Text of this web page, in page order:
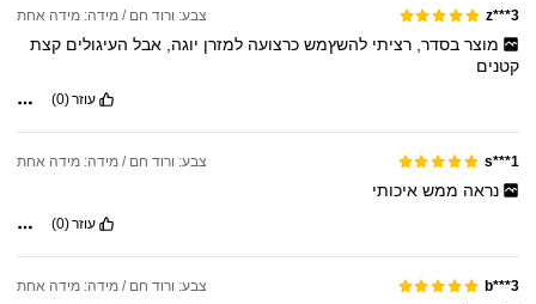
z***3 צבע: ורוד חם / מידה: מידה אחת
מוצר בסדר, רציתי להשץמש כרצועה למזרן יוגה, אבל העיגולים קצת
קטנים
עוזר(0)
s***1 צבע: ורוד חם / מידה: מידה אחת
נראה ממש איכותי
עוזר(0)
b***3 צבע: ורוד חם / מידה: מידה אחת